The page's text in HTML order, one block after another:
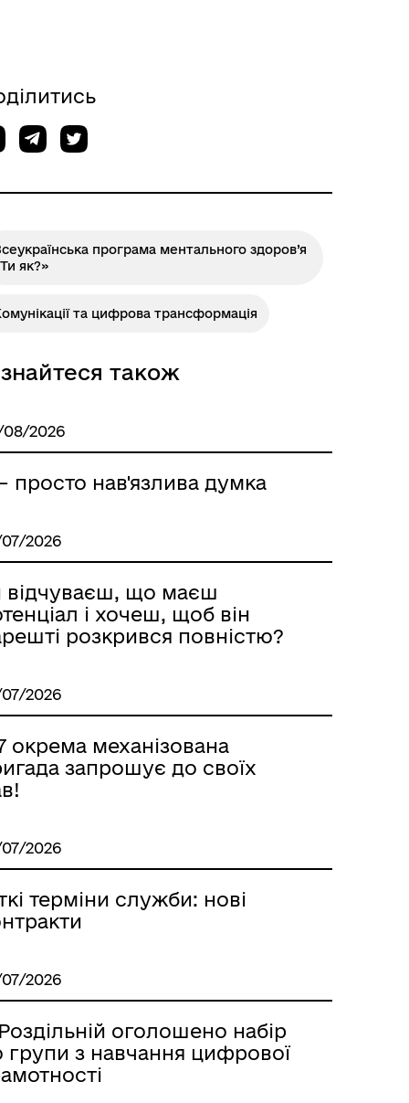
програма ментального здоров’я
як?»
та цифрова трансформація
також
2026
просто нав'язлива думка
2026
відчуваєш, що маєш
і хочеш, щоб він
розкрився повністю?
2026
окрема механізована
запрошує до своїх
2026
терміни служби: нові
2026
оголошено набір
групи з навчання цифрової